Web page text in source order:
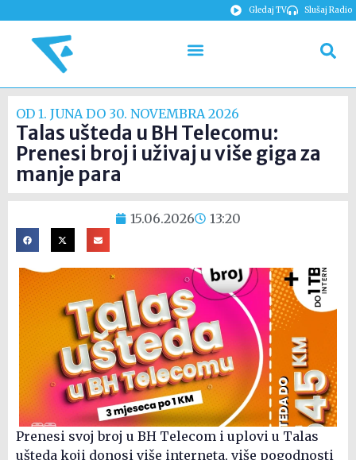
Gledaj TV Slušaj Radio
OD 1. JUNA DO 30. NOVEMBRA 2026
Talas ušteda u BH Telecomu:
Prenesi broj i uživaj u više giga za
manje para
15.06.2026 13:20
Prenesi svoj broj u BH Telecom i uplovi u Talas
ušteda koji donosi više interneta, više pogodnosti